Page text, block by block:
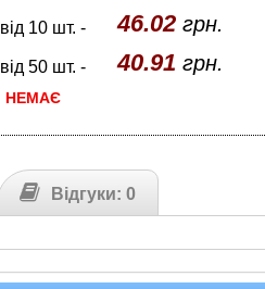
від 10 шт. - 46.02грн.
від 50 шт. - 40.91 грн.
НЕМАЄ
Відгуки: 0